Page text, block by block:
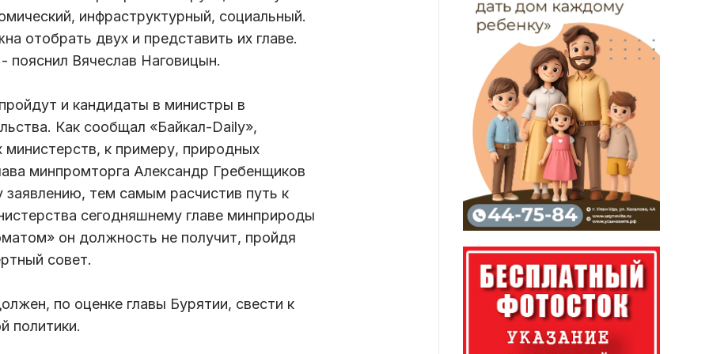
инфраструктурный, социальный.
отобрать двух и представить их главе.
пояснил Вячеслав Наговицын.
и кандидаты в министры в
Как сообщал «Байкал-Daily»,
министерств, к примеру, природных
минпромторга Александр Гребенщиков
тем самым расчистив путь к
сегодняшнему главе минприроды
он должность не получит, пройдя
совет.
по оценке главы Бурятии, свести к
политики.